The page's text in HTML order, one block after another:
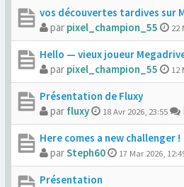
vos découvertes tardives sur
par pixel_champion_55 22
Hello — vieux joueur
par pixel_champion_55 12
Présentation de Fluxy
par fluxy 18 Avr 2026, 23:55
Here comes a new challenger !
parSteph60 17 Mar 2026,
Présentation